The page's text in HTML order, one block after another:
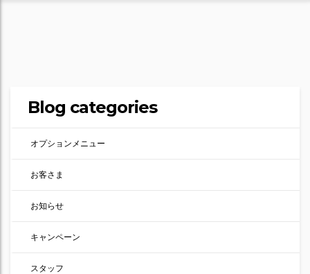
Blog categories
オプションメニュー
お客さま
お知らせ
キャンペーン
スタッフ